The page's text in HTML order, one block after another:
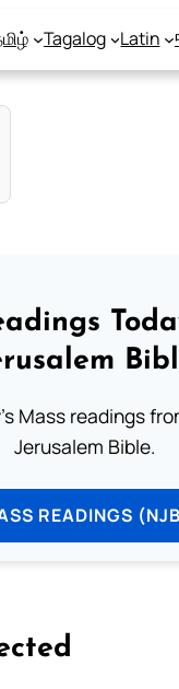
Tagalog Latin
Mass readings
Jerusalem Bible.
READINGS